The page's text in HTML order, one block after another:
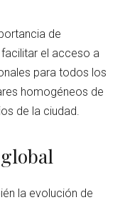
de
el acceso a
para todos los
homogéneos de
de la ciudad.
la evolución de